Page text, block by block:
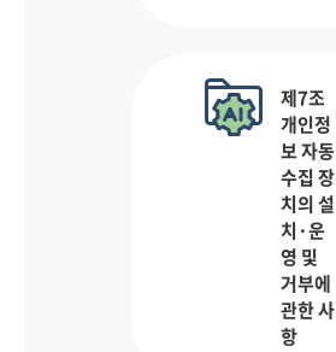
제7조
개인정
보 자동
수집 장
치의 설
치·운
영 및
거부에
관한 사
항